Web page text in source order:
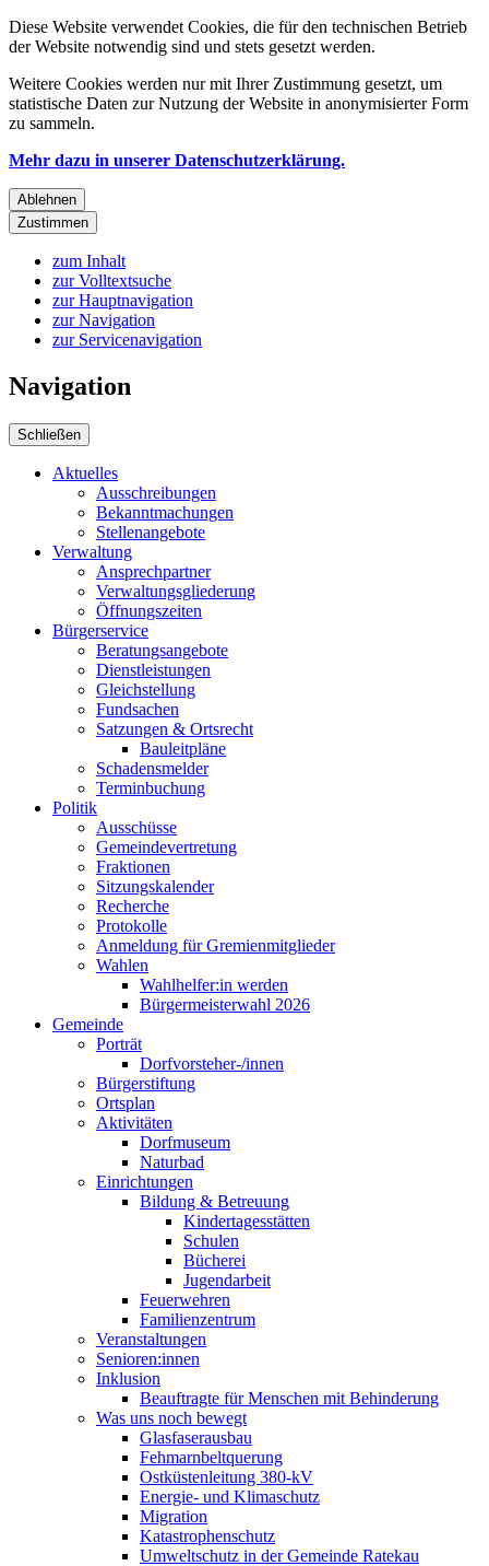
Diese Website verwendet Cookies, die für den technischen Betrieb
der Website notwendig sind und stets gesetzt werden.
Weitere Cookies werden nur mit Ihrer Zustimmung gesetzt, um
statistische Daten zur Nutzung der Website in anonymisierter Form
zu sammeln.
Mehr dazu in unserer Datenschutzerklärung.
Ablehnen
Zustimmen
zum Inhalt
zur Volltextsuche
zur Hauptnavigation
zur Navigation
zur Servicenavigation
Navigation
Schließen
Aktuelles
Ausschreibungen
Bekanntmachungen
Stellenangebote
Verwaltung
Ansprechpartner
Verwaltungsgliederung
Öffnungszeiten
Bürgerservice
Beratungsangebote
Dienstleistungen
Gleichstellung
Fundsachen
Satzungen & Ortsrecht
Bauleitpläne
Schadensmelder
Terminbuchung
Politik
Ausschüsse
Gemeindevertretung
Fraktionen
Sitzungskalender
Recherche
Protokolle
Anmeldung für Gremienmitglieder
Wahlen
Wahlhelfer:in werden
Bürgermeisterwahl 2026
Gemeinde
Porträt
Dorfvorsteher-/innen
Bürgerstiftung
Ortsplan
Aktivitäten
Dorfmuseum
Naturbad
Einrichtungen
Bildung & Betreuung
Kindertagesstätten
Schulen
Bücherei
Jugendarbeit
Feuerwehren
Familienzentrum
Veranstaltungen
Senioren:innen
Inklusion
Beauftragte für Menschen mit Behinderung
Was uns noch bewegt
Glasfaserausbau
Fehmarnbeltquerung
Ostküstenleitung 380-kV
Energie- und Klimaschutz
Migration
Katastrophenschutz
Umweltschutz in der Gemeinde Ratekau